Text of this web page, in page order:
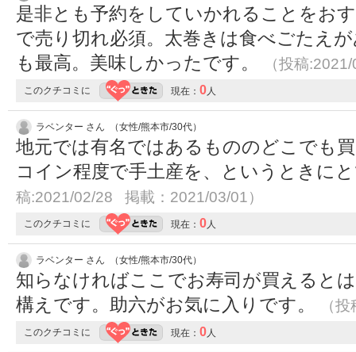
是非とも予約をしていかれることをお
で売り切れ必須。太巻きは食べごたえ
も最高。美味しかったです。
（投稿
このクチコミに 現在： 0 人
ラベンター さん （女性/熊本市/30代）
地元では有名ではあるもののどこでも
コイン程度で手土産を、というときに
稿:2021/02/28 掲載：2021/03/01）
このクチコミに 現在： 0 人
ラベンター さん （女性/熊本市/30代）
知らなければここでお寿司が買えると
構えです。助六がお気に入りです。
（
このクチコミに 現在： 0 人